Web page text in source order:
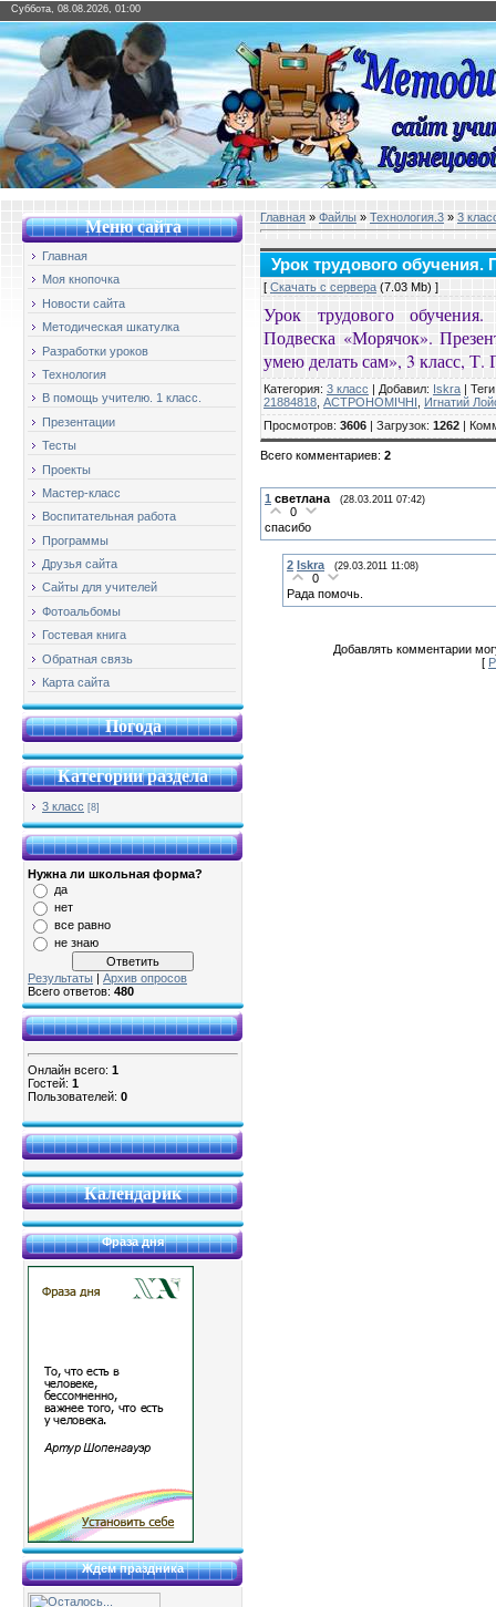
Суббота, 08.08.2026, 01:00
Меню сайта
Главная
Моя кнопочка
Новости сайта
Методическая шкатулка
Разработки уроков
Технология
В помощь учителю. 1 класс.
Презентации
Тесты
Проекты
Мастер-класс
Воспитательная работа
Программы
Друзья сайта
Сайты для учителей
Фотоальбомы
Гостевая книга
Обратная связь
Карта сайта
Погода
Категории раздела
3 класс [8]
Нужна ли школьная форма?
да
нет
все равно
не знаю
Результаты | Архив опросов
Всего ответов: 480
Онлайн всего: 1
Гостей: 1
Пользователей: 0
Календарик
Фраза дня
Ждем праздника
Главная » Файлы » Технология.3 » 3
Урок трудового обучения.
[ Скачать с сервера (7.03 Mb) ]
Урок трудового
Подвеска «Морячок».
умею делать сам», 3 класс,
Категория: 3 класс | Добавил: Iskra | Теги
21884818 АСТРОНОМІЧНІ
Игнатий
Просмотров: 3606 | Загрузок: 1262 |
Всего комментариев: 2
1 светлана (28.03.2011 07:42)
0
спасибо
2 Iskra (29.03.2011 11:08)
0
Рада помочь.
Добавлять комментарии
[